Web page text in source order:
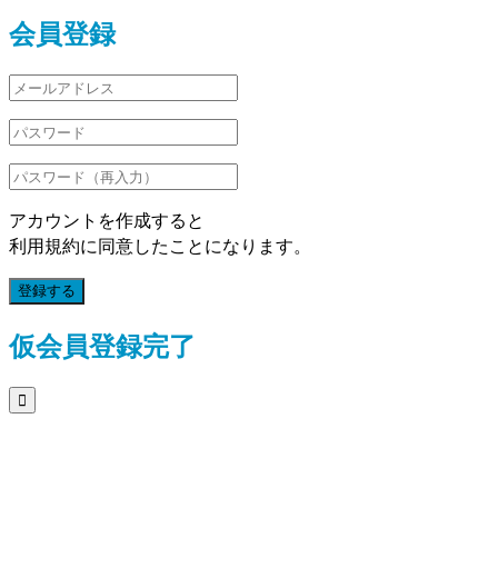
会員登録
アカウントを作成すると
利用規約に同意したことになります。
登録する
仮会員登録完了
